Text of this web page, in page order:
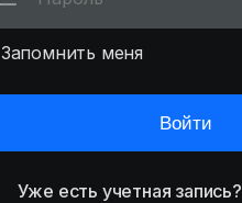
Запомнить меня
Войти
Уже есть учетная запись?